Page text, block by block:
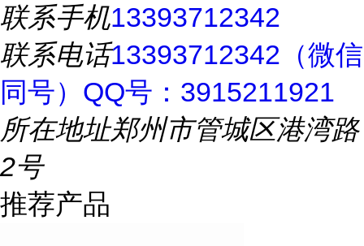
联系手机13393712342
联系电话13393712342（微信
同号）QQ号：3915211921
所在地址郑州市管城区港湾路
2号
推荐产品